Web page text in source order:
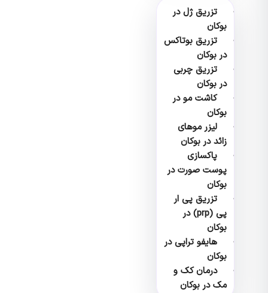
تزریق ژل در
بوکان
تزریق بوتاکس
در بوکان
تزریق چربی
در بوکان
کاشت مو در
بوکان
لیزر موهای
زائد در بوکان
پاکسازی
پوست صورت در
بوکان
تزریق پی ار
پی (prp) در
بوکان
هایفو تراپی در
بوکان
درمان کک و
مک در بوکان